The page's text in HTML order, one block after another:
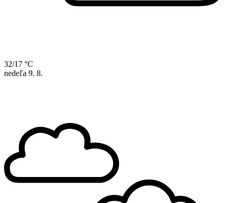
32/17 °C
nedeľa 9. 8.